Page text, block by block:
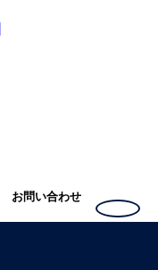
お問い合わせ